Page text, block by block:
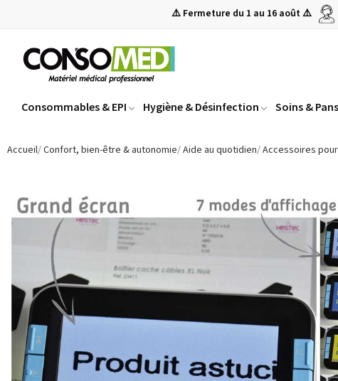
⚠️ Fermeture du 1 au 16 août ⚠️
Consommables & EPI Hygiène & Désinfection Soins &
Accueil Confort, bien-être & autonomie Aide au quotidien Accessoires